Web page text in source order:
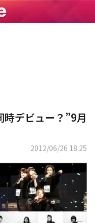
デビュー？”9月
2012/06/26 18:25